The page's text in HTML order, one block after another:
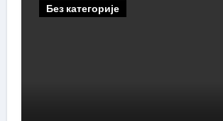
Без категорије